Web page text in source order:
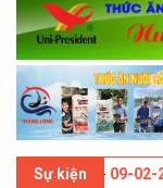
Sự kiện
lần thứ 13 - 09-02-